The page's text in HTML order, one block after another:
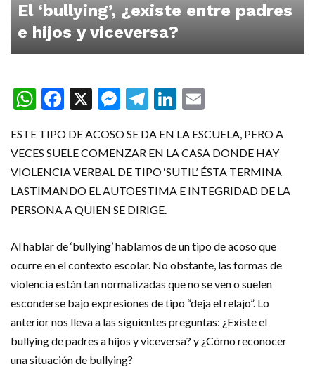
El ‘bullying’, ¿existe entre padres
e hijos y viceversa?
WhatsApp
Facebook
X Messenger
Telegram
LinkedIn
ESTE TIPO DE ACOSO SE DA EN LA ESCUELA, PERO A
VECES SUELE COMENZAR EN LA CASA DONDE HAY
VIOLENCIA VERBAL DE TIPO ‘SUTIL’. ÉSTA TERMINA
LASTIMANDO EL AUTOESTIMA E INTEGRIDAD DE LA
PERSONA A QUIEN SE DIRIGE.
Al hablar de ‘bullying’ hablamos de un tipo de acoso que
ocurre en el contexto escolar. No obstante, las formas de
violencia están tan normalizadas que no se ven o suelen
esconderse bajo expresiones de tipo “deja el relajo”. Lo
anterior nos lleva a las siguientes preguntas: ¿Existe el
bullying de padres a hijos y viceversa? y ¿Cómo reconocer
una situación de bullying?